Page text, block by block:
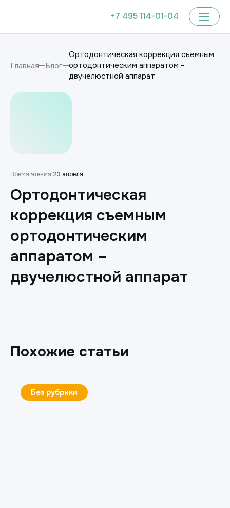
+7 495 114-01-04
Главная Блог
Ортодонтическая коррекция съемным
ортодонтическим аппаратом –
двучелюстной аппарат
Время чтения:23 апреля
Ортодонтическая
коррекция съемным
ортодонтическим
аппаратом –
двучелюстной аппарат
Похожие статьи
Без рубрики